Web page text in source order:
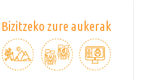
zure aukerak